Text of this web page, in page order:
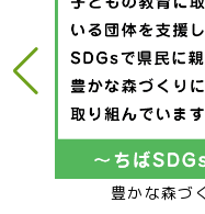
豊かな森づくり